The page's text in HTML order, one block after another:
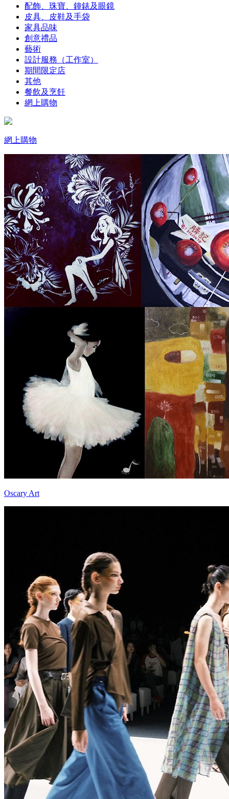
配飾、珠寶、鐘錶及眼鏡
皮具、皮鞋及手袋
家具品味
創意禮品
藝術
設計服務（工作室）
期間限定店
其他
餐飲及烹飪
網上購物
網上購物
Oscary Art